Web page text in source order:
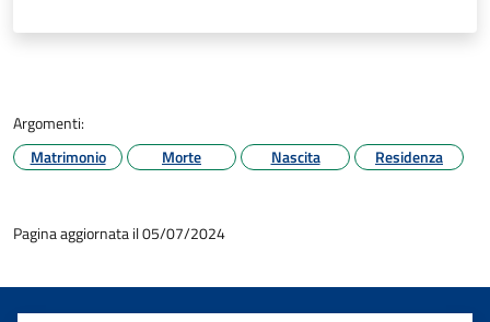
Argomenti:
Matrimonio
Morte Nascita Residenza
Pagina aggiornata il 05/07/2024